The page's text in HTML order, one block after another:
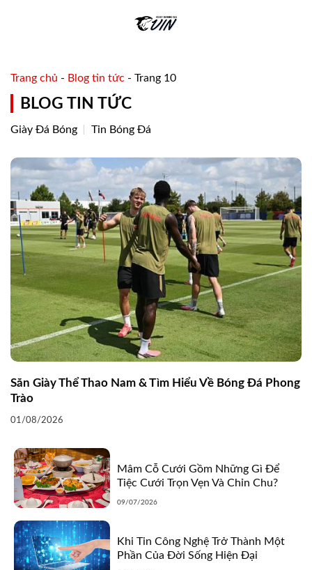
Trang chủ - Blog tin tức - Trang 10
BLOG TIN TỨC
Giày Đá Bóng Tin Bóng Đá
Săn Giày Thể Thao Nam & Tìm Hiểu Về Bóng Đá Phong
Trào
01/08/2026
Mâm Cỗ Cưới Gồm Những Gì Để
Tiệc Cưới Trọn Vẹn Và Chỉn Chu?
09/07/2026
Khi Tin Công Nghệ Trở Thành Một
Phần Của Đời Sống Hiện Đại